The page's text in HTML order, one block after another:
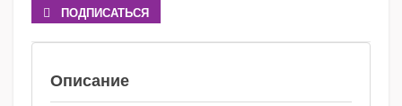
ПОДПИСАТЬСЯ
Описание